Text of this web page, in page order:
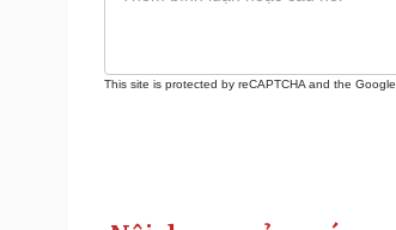
This site is protected by reCAPTCHA and the Google